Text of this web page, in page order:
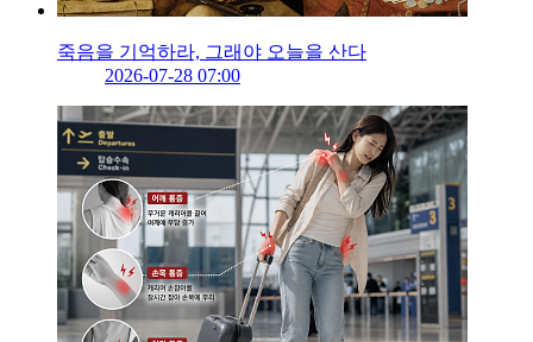
죽음을 기억하라, 그래야 오늘을 산다
2026-07-28 07:00